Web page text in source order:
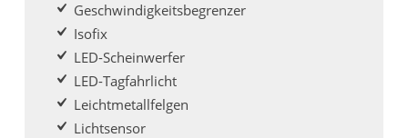
Geschwindigkeitsbegrenzer
Isofix
LED-Scheinwerfer
LED-Tagfahrlicht
Leichtmetallfelgen
Lichtsensor